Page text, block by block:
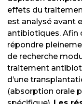
effets du
est analysé avant
antibiotiques. Afin
répondre
de recherche
traitement
d’une
(absorption orale